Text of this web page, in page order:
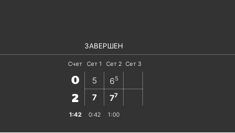
ЗАВЕРШЕН
Счет Сет 1 Сет 2 Сет 3
0 5 65
2 7 77
1:42 0:42 1:00